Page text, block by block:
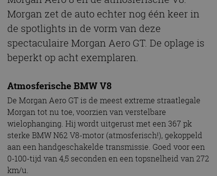
Morgan zet de auto echter nog één keer in
de spotlights in de vorm van deze
spectaculaire Morgan Aero GT. De oplage is
beperkt op acht exemplaren.
Atmosferische BMW V8
De Morgan Aero GT is de meest extreme straatlegale
Morgan tot nu toe, voorzien van verstelbare
wielophanging. Hij wordt uitgerust met een 367 pk
sterke BMW N62 V8-motor (atmosferisch!), gekoppeld
aan een handgeschakelde transmissie. Goed voor een
0-100-tijd van 4,5 seconden en een topsnelheid van 272
km/u.